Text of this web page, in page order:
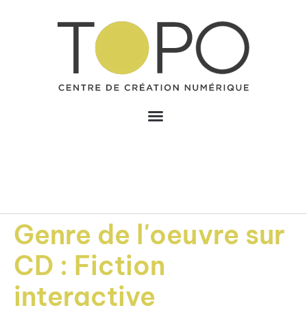
Genre de l'oeuvre sur
CD : Fiction
interactive